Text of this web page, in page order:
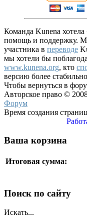
Команда Kunena
помощь и поддержку.
участника в переводе
мы хотели бы
www.kunena.org, кто
версию более
Чтобы вернуться в
Авторское право ©
Форум
Время создания
Ваша корзина
Итоговая сумма:
Поиск по сайту
Искать...